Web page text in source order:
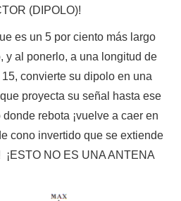
(DIPOLO)!
es un 5 por ciento más largo
y al ponerlo, a una longitud de
convierte su dipolo en una
proyecta su señal hasta ese
rebota ¡vuelve a caer en
cono invertido que se extiende
NO ES UNA ANTENA